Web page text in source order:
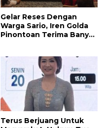
Gelar Reses Dengan
Warga Sario, Iren Golda
Pinontoan Terima Banyak
Terus Berjuang Untuk